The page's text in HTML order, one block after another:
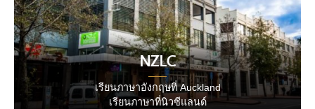
NZLC
เรียนภาษาอังกฤษที่ Auckland
เรียนภาษาที่นิวซีแลนด์